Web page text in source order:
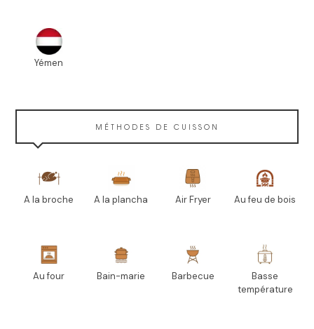
Yémen
MÉTHODES DE CUISSON
A la broche A la plancha Air Fryer Au feu de bois
Au four Bain-marie Barbecue
Basse
température